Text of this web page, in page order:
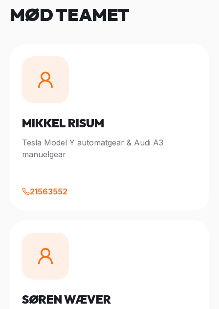
MØD TEAMET
MIKKEL RISUM
Tesla Model Y automatgear & Audi A3
manuelgear
21563552
SØREN WÆVER